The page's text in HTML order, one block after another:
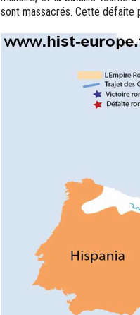
sont massacrés. Cette défaite